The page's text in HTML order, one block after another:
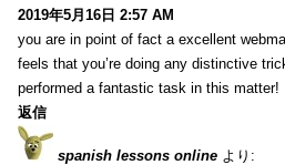
2019年5月16日 2:57 AM
you are in point of fact a excellent
feels that you’re doing any distinctive
performed a fantastic task in this matter!
返信
spanish lessons online より: